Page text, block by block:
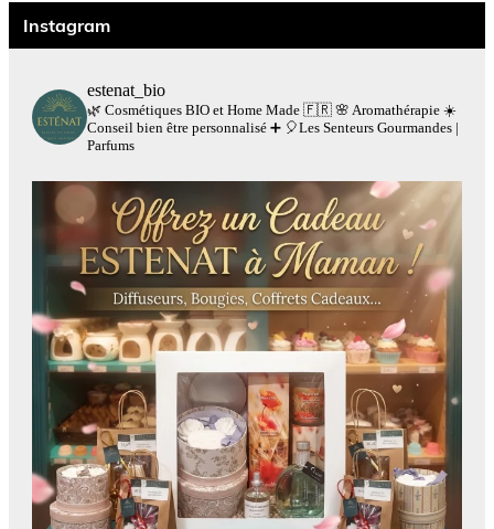
Instagram
estenat_bio
🌿 Cosmétiques BIO et Home Made 🇫🇷🌸 Aromathérapie☀️
Conseil bien être personnalisé➕🎈Les Senteurs Gourmandes |
Parfums